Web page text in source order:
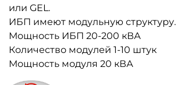
или GEL.
ИБП имеют модульную структуру.
Мощность ИБП 20-200 кВА
Количество модулей 1-10 штук
Мощность модуля 20 кВА